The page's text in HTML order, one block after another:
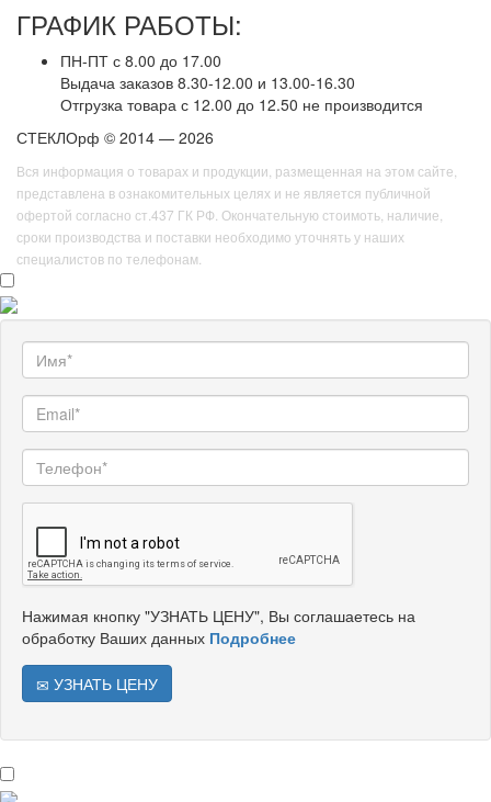
ГРАФИК РАБОТЫ:
ПН-ПТ с 8.00 до 17.00
Выдача заказов 8.30-12.00 и 13.00-16.30
Отгрузка товара с 12.00 до 12.50 не производится
СТЕКЛОрф © 2014 — 2026
Вся информация о товарах и продукции, размещенная на этом сайте,
представлена в ознакомительных целях и не является публичной
офертой согласно ст.437 ГК РФ. Окончательную стоимоть, наличие,
сроки производства и поставки необходимо уточнять у наших
специалистов по телефонам.
Нажимая кнопку "УЗНАТЬ ЦЕНУ", Вы соглашаетесь на
обработку Ваших данных Подробнее
УЗНАТЬ ЦЕНУ